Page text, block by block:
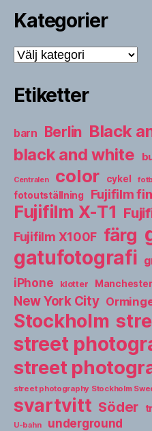
Kategorier
Kategorier
Etiketter
barn Berlin Black
black and white
Centralen color cykel
fotoutställning Fujifilm
Fujifilm X-T1
Fujifilm X100F färg
gatufotografi
iPhone klotter Manchester
New York City
Stockholm
street
street
street photography Stockholm
svartvitt Söder
U-bahn underground